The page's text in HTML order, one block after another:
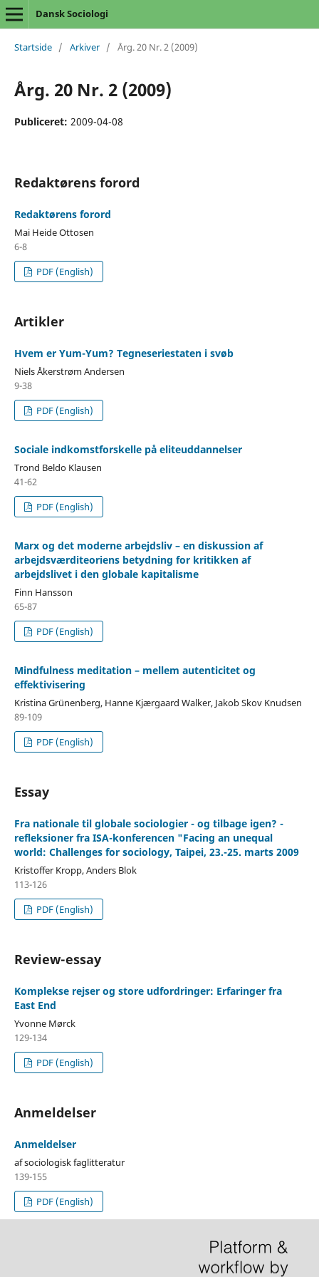
Dansk Sociologi
Startside / Arkiver / Årg. 20 Nr. 2 (2009)
Årg. 20 Nr. 2 (2009)
Publiceret: 2009-04-08
Redaktørens forord
Redaktørens forord
Mai Heide Ottosen
6-8
PDF (English)
Artikler
Hvem er Yum-Yum? Tegneseriestaten i svøb
Niels Åkerstrøm Andersen
9-38
PDF (English)
Sociale indkomstforskelle på eliteuddannelser
Trond Beldo Klausen
41-62
PDF (English)
Marx og det moderne arbejdsliv – en diskussion af
arbejdsværditeoriens betydning for kritikken af
arbejdslivet i den globale kapitalisme
Finn Hansson
65-87
PDF (English)
Mindfulness meditation – mellem autenticitet og
effektivisering
Kristina Grünenberg, Hanne Kjærgaard Walker, Jakob Skov Knudsen
89-109
PDF (English)
Essay
Fra nationale til globale sociologier - og tilbage igen? -
refleksioner fra ISA-konferencen "Facing an unequal
world: Challenges for sociology, Taipei, 23.-25. marts 2009
Kristoffer Kropp, Anders Blok
113-126
PDF (English)
Review-essay
Komplekse rejser og store udfordringer: Erfaringer fra
East End
Yvonne Mørck
129-134
PDF (English)
Anmeldelser
Anmeldelser
af sociologisk faglitteratur
139-155
PDF (English)